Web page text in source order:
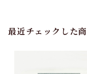
最近チェックした